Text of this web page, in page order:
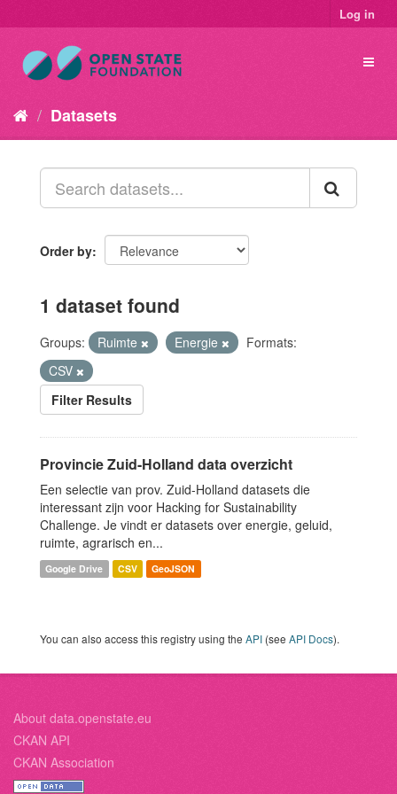
Log in
Datasets
Order by
1 dataset found
Groups: Ruimte Energie
Formats:
CSV
Filter Results
Provincie Zuid-Holland data overzicht
Een selectie van prov. Zuid-Holland datasets die
interessant zijn voor Hacking for Sustainability
Challenge. Je vindt er datasets over energie, geluid,
ruimte, agrarisch en...
Google Drive CSV GeoJSON
You can also access this registry using the API (see API Docs).
About data.openstate.eu
CKAN API
CKAN Association